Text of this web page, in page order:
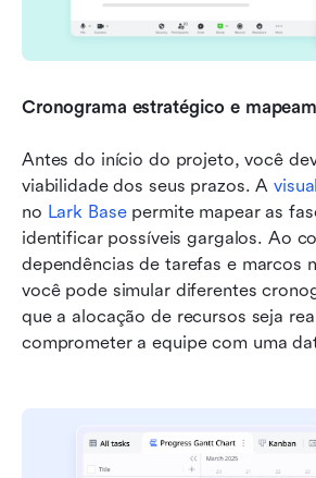
Cronograma estratégico e
Antes do início do projeto, você
viabilidade dos seus prazos. A
no Lark Base permite mapear as
identificar possíveis gargalos. Ao
dependências de tarefas e marcos
você pode simular diferentes
que a alocação de recursos seja
comprometer a equipe com uma